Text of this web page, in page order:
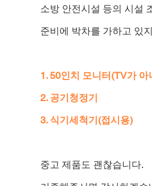
소방 안전시설 등의 시설
준비에 박차를 가하고 있
1. 50인치 모니터(TV가 아
2. 공기청정기
3. 식기세척기(접시용)
중고 제품도 괜찮습니다.